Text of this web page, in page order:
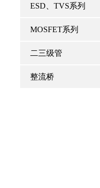
ESD、TVS系列
MOSFET系列
二三级管
整流桥